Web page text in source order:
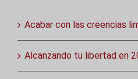
Acabar con las creencias
Alcanzando tu libertad en